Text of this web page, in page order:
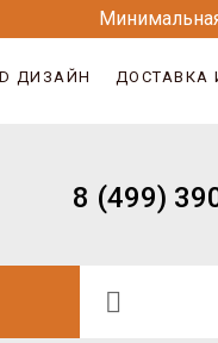
ДИЗАЙН ДОСТАВКА
8 (499)